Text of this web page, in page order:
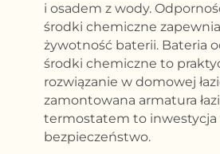
i osadem z wody.
środki chemiczne zapewnia
żywotność baterii. Bateria
środki chemiczne to
rozwiązanie w domowej
zamontowana armatura
termostatem to inwestycja
bezpieczeństwo.